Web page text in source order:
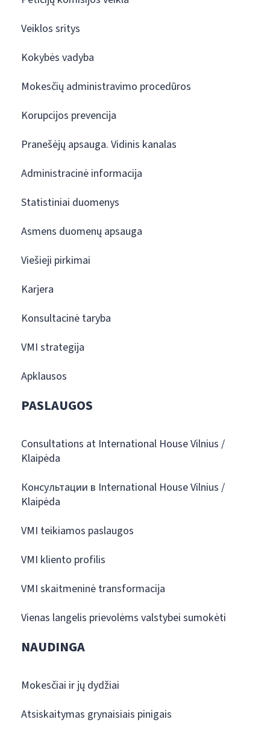
Veiklos sritys
Kokybės vadyba
Mokesčių administravimo procedūros
Korupcijos prevencija
Pranešėjų apsauga. Vidinis kanalas
Administracinė informacija
Statistiniai duomenys
Asmens duomenų apsauga
Viešieji pirkimai
Karjera
Konsultacinė taryba
VMI strategija
Apklausos
PASLAUGOS
Consultations at International House Vilnius /
Klaipėda
Консультации в International House Vilnius /
Klaipėda
VMI teikiamos paslaugos
VMI kliento profilis
VMI skaitmeninė transformacija
Vienas langelis prievolėms valstybei sumokėti
NAUDINGA
Mokesčiai ir jų dydžiai
Atsiskaitymas grynaisiais pinigais